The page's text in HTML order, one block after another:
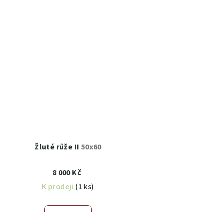
Žluté růže II 50x60
8 000 Kč
K prodeji (1 ks)